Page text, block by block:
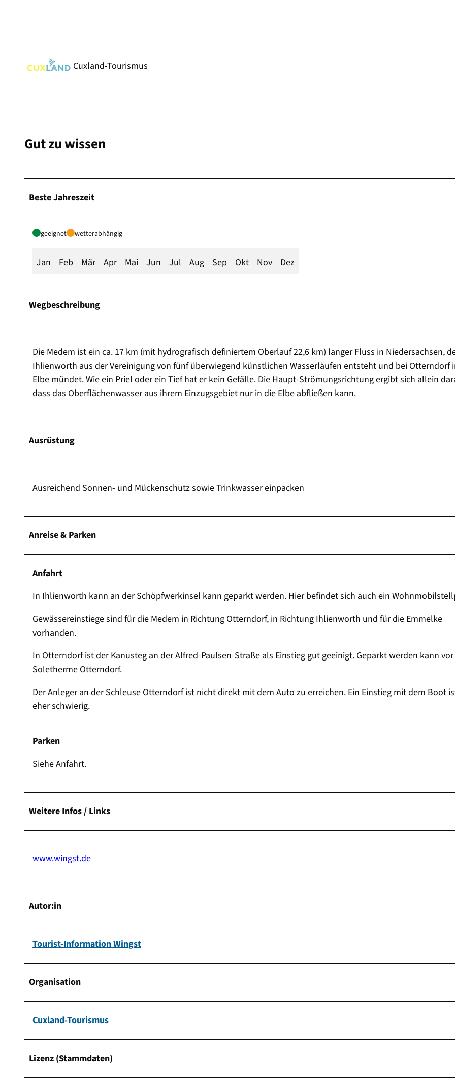
Cuxland-Tourismus
Gut zu wissen
Beste Jahreszeit
geeignet wetterabhängig
Jan Feb Mär Apr Mai Jun Jul Aug Sep Okt Nov Dez
Wegbeschreibung
Die Medem ist ein ca. 17 km (mit hydrografisch definiertem Oberlauf 22,6 km) langer Fluss in Niedersachsen,
Ihlienworth aus der Vereinigung von fünf überwiegend künstlichen Wasserläufen entsteht und bei Otterndorf
Elbe mündet. Wie ein Priel oder ein Tief hat er kein Gefälle. Die Haupt-Strömungsrichtung ergibt sich allein
dass das Oberflächenwasser aus ihrem Einzugsgebiet nur in die Elbe abfließen kann.
Ausrüstung
Ausreichend Sonnen- und Mückenschutz sowie Trinkwasser einpacken
Anreise & Parken
Anfahrt
In Ihlienworth kann an der Schöpfwerkinsel kann geparkt werden. Hier befindet sich auch ein
Gewässereinstiege sind für die Medem in Richtung Otterndorf, in Richtung Ihlienworth und für die Emmelke
vorhanden.
In Otterndorf ist der Kanusteg an der Alfred-Paulsen-Straße als Einstieg gut geeinigt. Geparkt werden kann
Soletherme Otterndorf.
Der Anleger an der Schleuse Otterndorf ist nicht direkt mit dem Auto zu erreichen. Ein Einstieg mit dem Boot
eher schwierig.
Parken
Siehe Anfahrt.
Weitere Infos / Links
www.wingst.de
Autor:in
Tourist-Information Wingst
Organisation
Cuxland-Tourismus
Lizenz (Stammdaten)